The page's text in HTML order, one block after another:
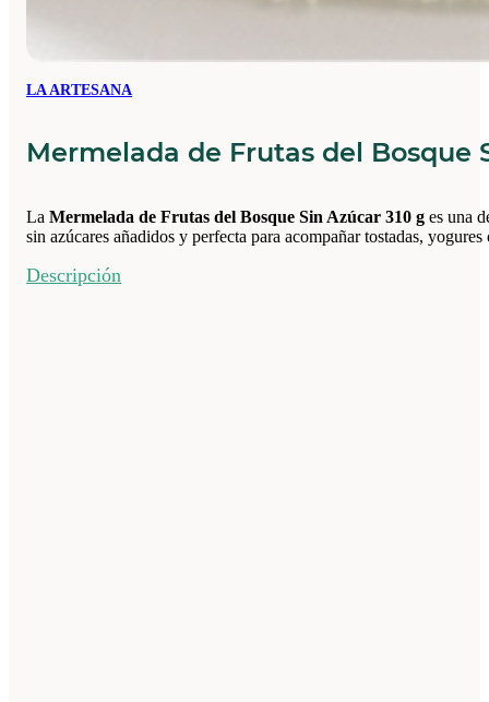
LA ARTESANA
Mermelada de Frutas del Bosque
La Mermelada de Frutas del Bosque Sin Azúcar 310 g es una
sin azúcares añadidos y perfecta para acompañar tostadas, yogures
Descripción